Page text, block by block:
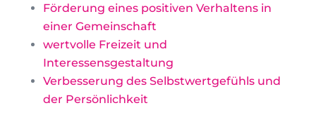
Förderung eines positiven Verhaltens in
einer Gemeinschaft
wertvolle Freizeit und
Interessensgestaltung
Verbesserung des Selbstwertgefühls und
der Persönlichkeit